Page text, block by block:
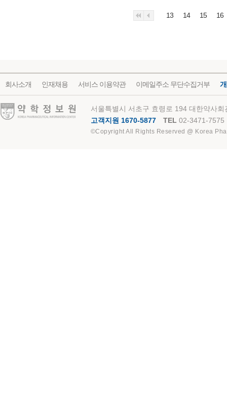
13 14 15 16
회사소개 인재채용 서비스 이용약관 이메일주소 무단수집거부
약학정보원
서울특별시 서초구 효령로 194 대한약사
고객지원 1670-5877
TEL 02-3471-7575
©Copyright All Rights Reserved @ Korea